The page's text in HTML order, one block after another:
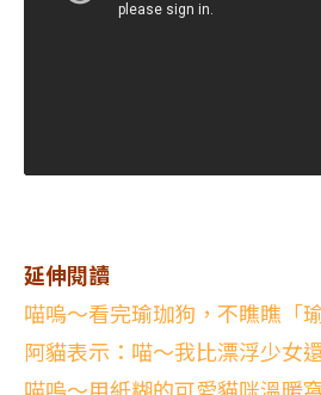
延伸閱讀
喵嗚～看完瑜珈狗，不瞧瞧「
阿貓表示：喵～我比漂浮少女